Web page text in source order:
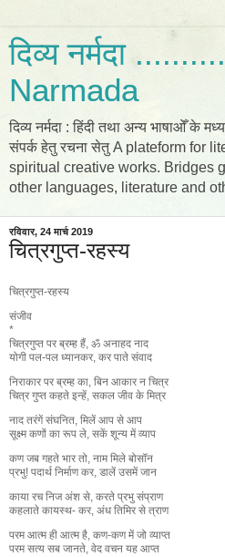
दिव्य नर्मदा
Narmada
दिव्य नर्मदा : हिंदी तथा अन्य भाषाओँ के
संपर्क हेतु रचना सेतु A plateform for
spiritual creative works. Bridges
other languages, literature and
रविवार, 24 मार्च 2019
चित्रगुप्त-रहस्य
चित्रगुप्त-रहस्य
संजीव
*
चित्रगुप्त पर ब्रम्ह हैं, ॐ अनाहद नाद
योगी पल-पल ध्यानकर, कर पाते संवाद
निराकार पर ब्रम्ह का, बिन आकार न चित्र
चित्र गुप्त कहते इन्हें, सकल जीव के मित्र
नाद तरंगें संघनित, मिलें आप से आप
सूक्ष्म कणों का रूप ले, सकें शून्य में व्याप
कण जब गहते भार तो, नाम मिले बोसॉन
प्रभु! पदार्थ निर्माण कर, डालें उसमें जान
काया रच निज अंश से, करते प्रभु संप्राण
कहलाते कायस्थ- कर, अंध तिमिर से त्राण
परम आत्म ही आत्म है, कण-कण में जो व्याप्त
परम सत्य सब जानते, वेद वचन यह आप्त